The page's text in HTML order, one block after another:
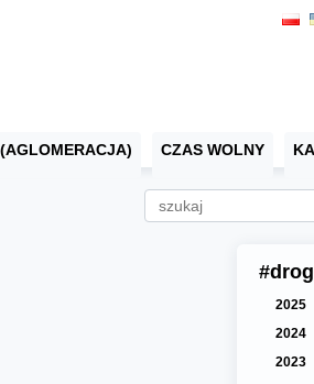
CZAS WOLNY
2025
2024
2023